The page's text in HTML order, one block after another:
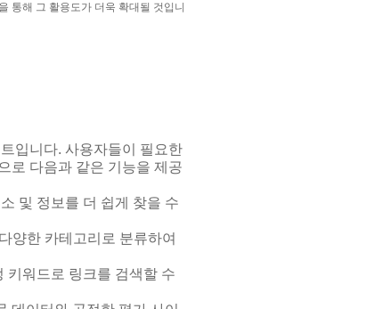
통해 그 활용도가 더욱 확대될 것입니
입니다. 사용자들이 필요한
로 다음과 같은 기능을 제공
및 정보를 더 쉽게 찾을 수
양한 카테고리로 분류하여
키워드로 링크를 검색할 수